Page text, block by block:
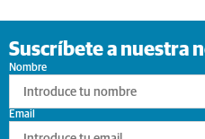
Suscríbete a nuestra
Nombre
Email